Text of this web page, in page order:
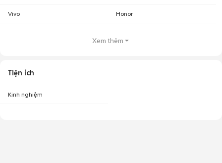
Vivo Honor
Xem thêm
Tiện ích
Kinh nghiệm